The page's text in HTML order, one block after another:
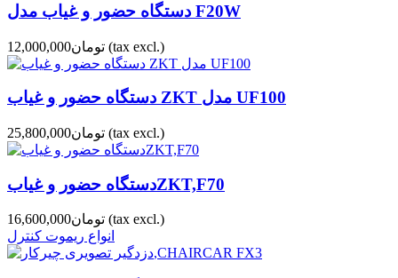
دستگاه حضور و غیاب مدل F20W
تومان12,000,000 (tax excl.)
دستگاه حضور و غیاب ZKT مدل UF100
تومان25,800,000 (tax excl.)
دستگاه حضور و غیابZKT,F70
تومان16,600,000 (tax excl.)
انواع ریموت کنترل